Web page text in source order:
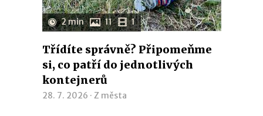
2 min 11 1
Třídíte správně? Připomeňme
si, co patří do jednotlivých
kontejnerů
28. 7. 2026 · Z města